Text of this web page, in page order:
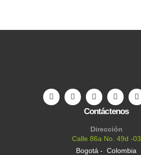
Contáctenos
Dirección
Calle 86a No. 49d -03
Bogotá - Colombia